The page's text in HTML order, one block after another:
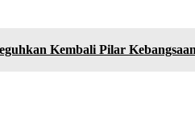
Kembali Pilar